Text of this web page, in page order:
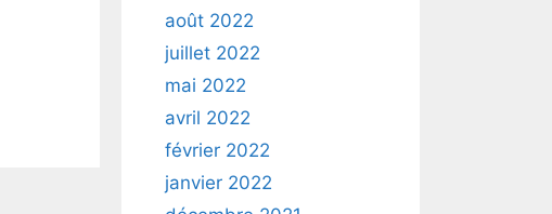
août 2022
juillet 2022
mai 2022
avril 2022
février 2022
janvier 2022